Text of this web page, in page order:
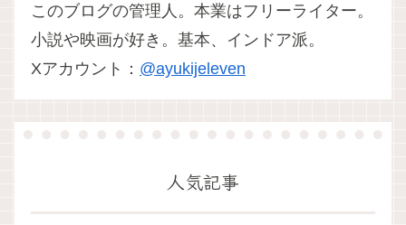
このブログの管理人。本業はフリーライター。
小説や映画が好き。基本、インドア派。
Xアカウント： @ayukijeleven
人気記事